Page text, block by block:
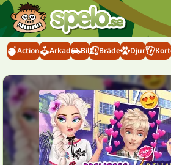
Action Arkad Bil Bräde Djur Kort